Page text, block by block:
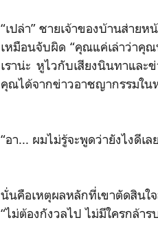
“เปล่า” ชายเจ้าของบ้านส่าย
เหมือนจับผิด “คุณแค่เล่าว่าคุ
เราน่ะ หูไวกับเสียงนินทาแล
คุณได้จากข่าวอาชญากรรมใน
“อา... ผมไม่รู้จะพูดว่ายังไงดีเล
นั่นคือเหตุผลหลักที่เขาตัดสินใ
“ไม่ต้องกังวลไป ไม่มีใครกล้า